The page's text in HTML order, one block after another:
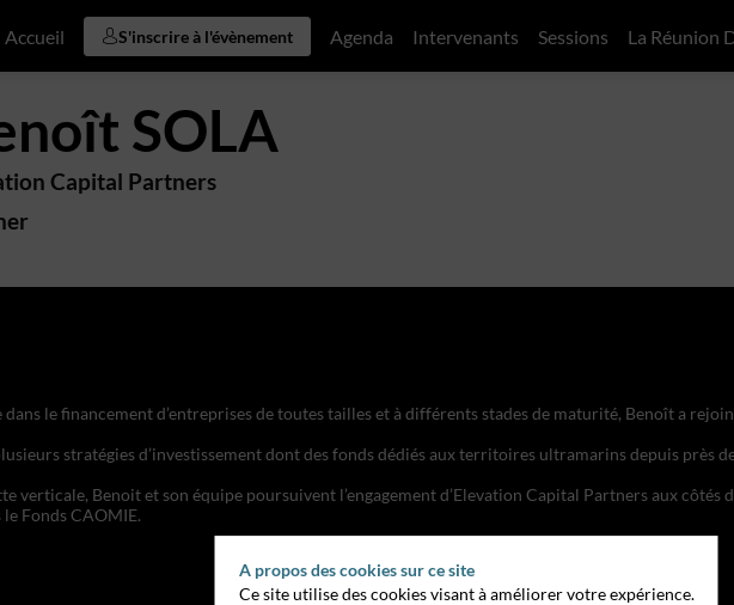
Accueil S'inscrire à l'évènement Agenda Intervenants Sessions La Réunion
SOLA
Capital Partners
dans le financement d’entreprises de toutes tailles et à différents stades de maturité, Benoît a
stratégies d’investissement dont des fonds dédiés aux territoires ultramarins depuis près
verticale, Benoit et son équipe poursuivent l’engagement d’Elevation Capital Partners aux côtés
Fonds CAOMIE.
A propos des cookies sur ce site
Ce site utilise des cookies visant à améliorer votre expérience.